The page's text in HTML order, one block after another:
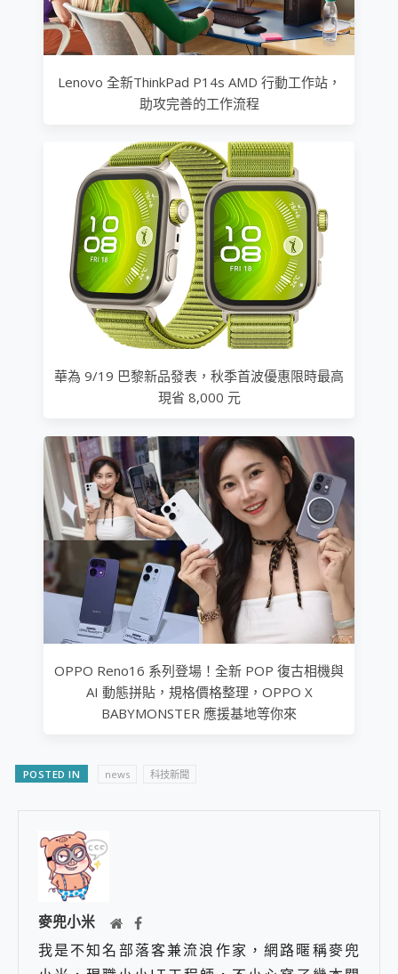
Lenovo 全新ThinkPad P14s AMD 行動工作站，
助攻完善的工作流程
華為 9/19 巴黎新品發表，秋季首波優惠限時最高
現省 8,000 元
OPPO Reno16 系列登場！全新 POP 復古相機與
AI 動態拼貼，規格價格整理，OPPO X
BABYMONSTER 應援基地等你來
POSTED IN news 科技新聞
麥兜小米
我是不知名部落客兼流浪作家，網路暱稱麥兜